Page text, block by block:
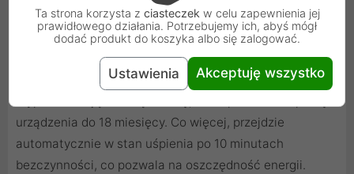
Komfort użytkowania
Mysz bezprzewodowa UGREEN waży zaledwie 85 g, co
umożliwia wygodne korzystanie w różnych miejscach.
urządzenia do 18 miesięcy. Co więcej, przejdzie
automatycznie w stan uśpienia po 10 minutach
bezczynności, co pozwala na oszczędność energii.
Ta strona korzysta z ciasteczek w celu zapewnienia jej
prawidłowego działania. Potrzebujemy ich, abyś mógł
dodać produkt do koszyka albo się zalogować.
Ustawienia Akceptuję wszystko